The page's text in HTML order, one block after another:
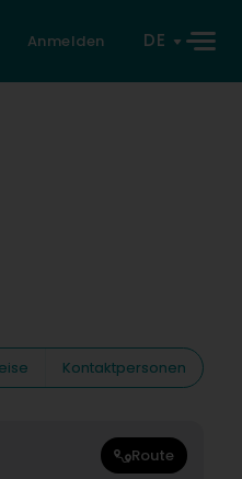
Anmelden DE
Kontaktpersonen
Route